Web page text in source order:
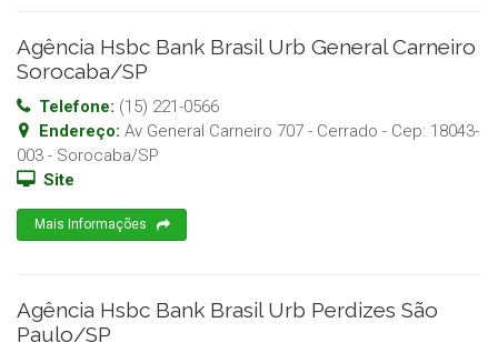
Agência Hsbc Bank Brasil Urb General Carneiro
Sorocaba/SP
Telefone: (15) 221-0566
Endereço: Av General Carneiro 707 - Cerrado - Cep: 18043-
003 - Sorocaba/SP
Site
Mais Informações
Agência Hsbc Bank Brasil Urb Perdizes São
Paulo/SP